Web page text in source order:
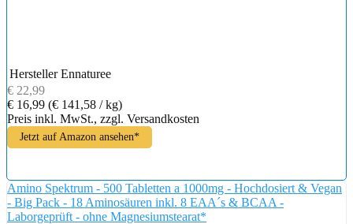
Hersteller Ennaturee
€ 22,99
€ 16,99 (€ 141,58 / kg)
Preis inkl. MwSt., zzgl. Versandkosten
Jetzt auf Amazon ansehen*
Amino Spektrum - 500 Tabletten a 1000mg - Hochdosiert & Vegan
- Big Pack - 18 Aminosäuren inkl. 8 EAA´s & BCAA -
Laborgeprüft - ohne Magnesiumstearat*